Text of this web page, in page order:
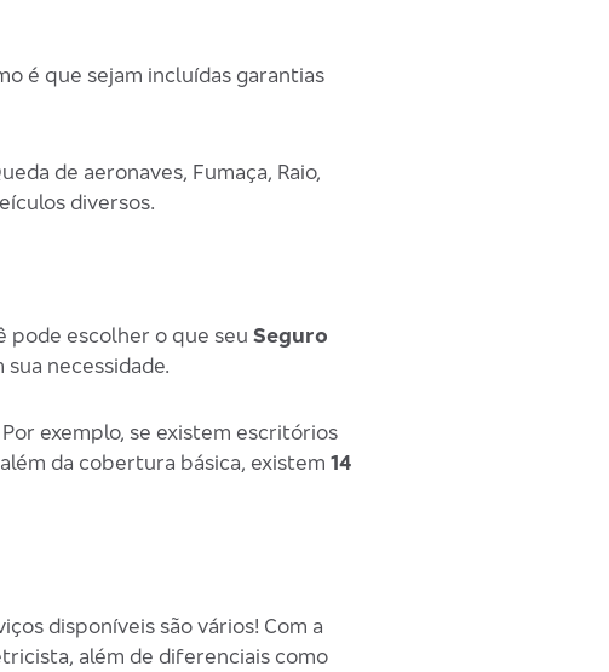
é que sejam incluídas garantias
de aeronaves, Fumaça, Raio,
diversos.
pode escolher o que seu Seguro
necessidade.
exemplo, se existem escritórios
da cobertura básica, existem 14
disponíveis são vários! Com a
além de diferenciais como